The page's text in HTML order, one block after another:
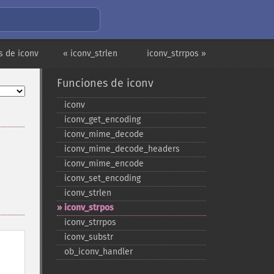
iconv_strrpos »
« iconv_strlen
de iconv
Funciones de iconv
iconv
iconv_​get_​encoding
iconv_​mime_​decode
iconv_​mime_​decode_​headers
iconv_​mime_​encode
iconv_​set_​encoding
iconv_​strlen
iconv_​strpos
iconv_​strrpos
iconv_​substr
ob_​iconv_​handler